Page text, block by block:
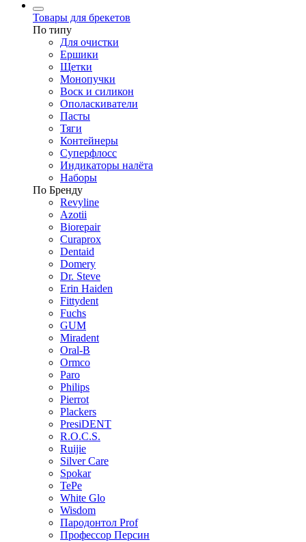
Товары для брекетов
По типу
Для очистки
Ершики
Щетки
Монопучки
Воск и силикон
Ополаскиватели
Пасты
Тяги
Контейнеры
Суперфлосс
Индикаторы налёта
Наборы
По Бренду
Revyline
Azotii
Biorepair
Curaprox
Dentaid
Domery
Dr. Steve
Erin Haiden
Fittydent
Fuchs
GUM
Miradent
Oral-B
Ormco
Paro
Philips
Pierrot
Plackers
PresiDENT
R.O.C.S.
Ruijie
Silver Care
Spokar
TePe
White Glo
Wisdom
Пародонтол Prof
Профессор Персин